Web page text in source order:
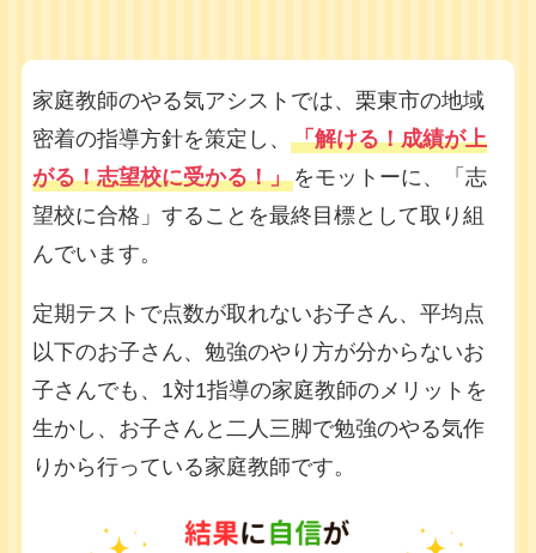
家庭教師のやる気アシストでは、栗東市の地域
密着の指導方針を策定し、 「解ける！成績が上
がる！志望校に受かる！」をモットーに、「志
望校に合格」することを最終目標として取り組
んでいます。
定期テストで点数が取れないお子さん、平均点
以下のお子さん、勉強のやり方が分からないお
子さんでも、1対1指導の家庭教師のメリットを
生かし、お子さんと二人三脚で勉強のやる気作
りから行っている家庭教師です。